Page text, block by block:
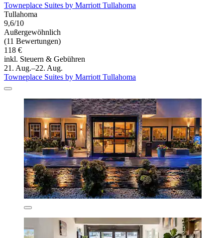
Towneplace Suites by Marriott Tullahoma
Tullahoma
9,6/10
Außergewöhnlich
(11 Bewertungen)
118 €
inkl. Steuern & Gebühren
21. Aug.–22. Aug.
Towneplace Suites by Marriott Tullahoma